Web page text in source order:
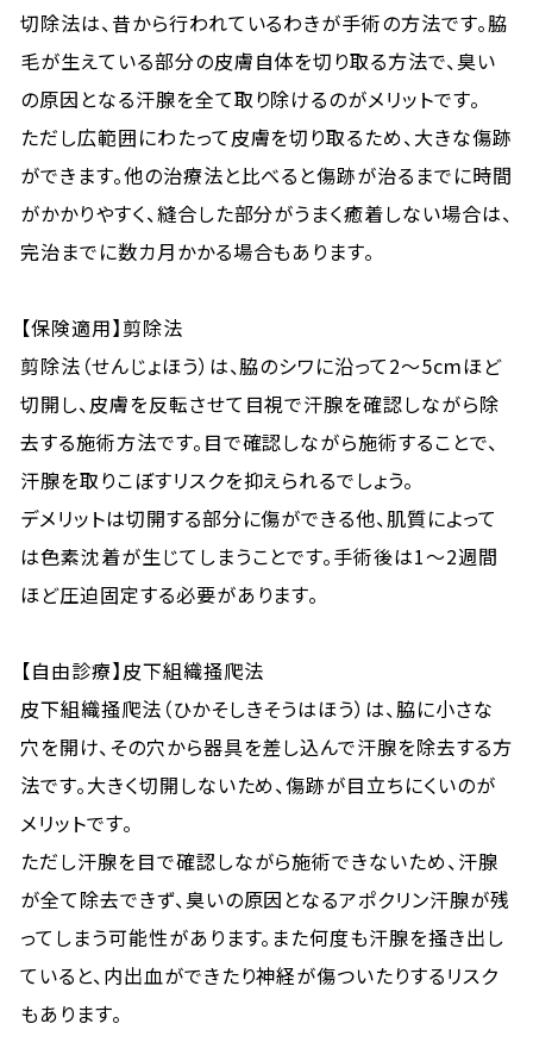
切除法は、昔から行われているわきが手術の方法です。脇
毛が生えている部分の皮膚自体を切り取る方法で、臭い
の原因となる汗腺を全て取り除けるのがメリットです。
ただし広範囲にわたって皮膚を切り取るため、大きな傷跡
ができます。他の治療法と比べると傷跡が治るまでに時間
がかかりやすく、縫合した部分がうまく癒着しない場合は、
完治までに数カ月かかる場合もあります。
【保険適用】剪除法
剪除法（せんじょほう）は、脇のシワに沿って2〜5cmほど
切開し、皮膚を反転させて目視で汗腺を確認しながら除
去する施術方法です。目で確認しながら施術することで、
汗腺を取りこぼすリスクを抑えられるでしょう。
デメリットは切開する部分に傷ができる他、肌質によって
は色素沈着が生じてしまうことです。手術後は1〜2週間
ほど圧迫固定する必要があります。
【自由診療】皮下組織掻爬法
皮下組織掻爬法（ひかそしきそうはほう）は、脇に小さな
穴を開け、その穴から器具を差し込んで汗腺を除去する方
法です。大きく切開しないため、傷跡が目立ちにくいのが
メリットです。
ただし汗腺を目で確認しながら施術できないため、汗腺
が全て除去できず、臭いの原因となるアポクリン汗腺が残
ってしまう可能性があります。また何度も汗腺を掻き出し
ていると、内出血ができたり神経が傷ついたりするリスク
もあります。